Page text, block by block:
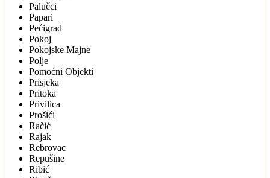
Palučci
Papari
Pećigrad
Pokoj
Pokojske Majne
Polje
Pomoćni Objekti
Prisjeka
Pritoka
Privilica
Prošići
Račić
Rajak
Rebrovac
Repušine
Ribić